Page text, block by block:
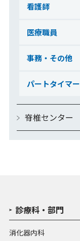
看護師
医療職員
事務・その他
パートタイマー
脊椎センター
診療科・部門
消化器内科